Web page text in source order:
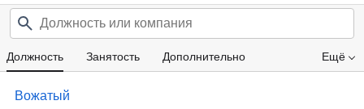
а также от кадровых агентств. Свежие вакансии каждый день.
Ещё
Должность Занятость Дополнительно
Вожатый